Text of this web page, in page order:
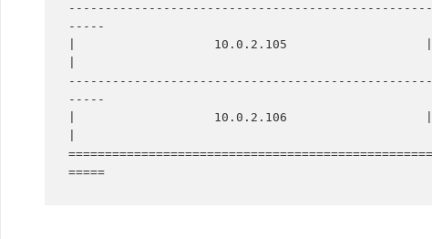
-----
|                   10.0.2.105
-----
|                   10.0.2.106
=====